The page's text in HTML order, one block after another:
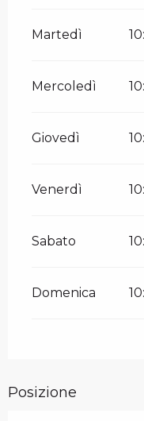
Martedì
Mercoledì
Giovedì
Venerdì
Sabato
Domenica
Posizione